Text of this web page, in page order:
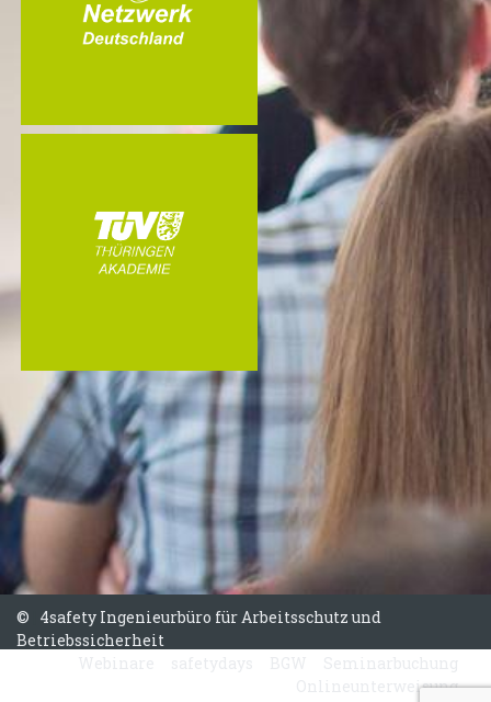
© 4safety Ingenieurbüro für Arbeitsschutz und
Betriebssicherheit
Onlineunterweisung